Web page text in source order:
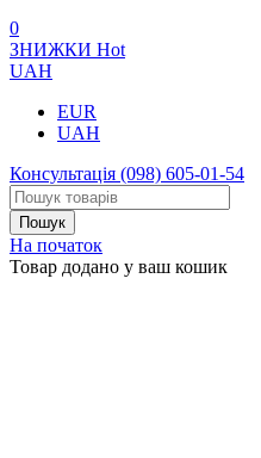
0
ЗНИЖКИ Hot
UAH
EUR
UAH
Консультація (098) 605-01-54
На початок
Товар додано у ваш кошик